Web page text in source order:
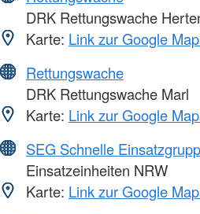
DRK Rettungswache
Karte: Link zur Google
Rettungswache
DRK Rettungswache Marl
Karte: Link zur Google
SEG Schnelle
Einsatzeinheiten NRW
Karte: Link zur Google